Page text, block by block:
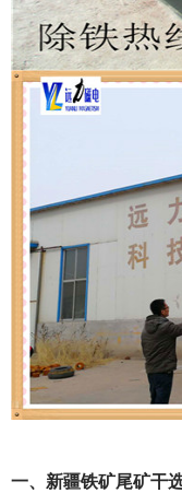
一、新疆铁矿尾矿干